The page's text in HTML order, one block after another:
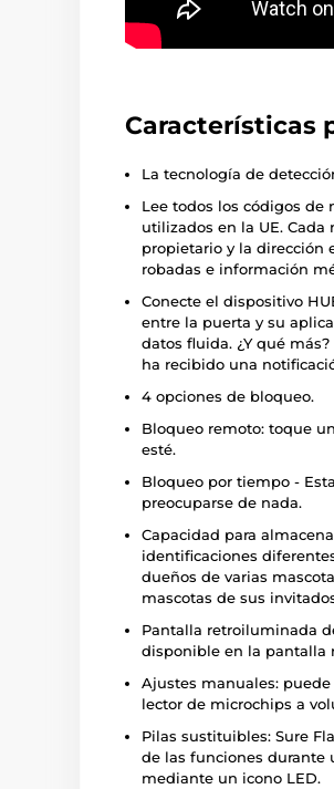
Características
La tecnología de
Lee todos los códigos de
utilizados en la UE.
propietario y la dirección
robadas e información
Conecte el dispositivo
entre la puerta y su
datos fluida. ¿Y qué
ha recibido una
4 opciones de bloqueo.
Bloqueo remoto: toque
esté.
Bloqueo por tiempo -
preocuparse de nada.
Capacidad para
identificaciones
dueños de varias
mascotas de sus
Pantalla retroiluminada
disponible en la pantalla
Ajustes manuales:
lector de microchips a
Pilas sustituibles: Sure
de las funciones durante
mediante un icono LED.